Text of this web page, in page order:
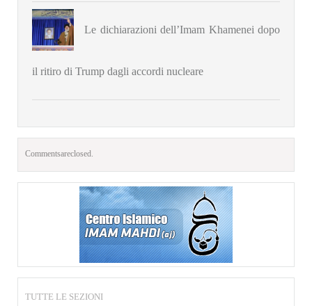
Le dichiarazioni dell’Imam Khamenei dopo
il ritiro di Trump dagli accordi nucleare
Comments are closed.
TUTTE LE SEZIONI